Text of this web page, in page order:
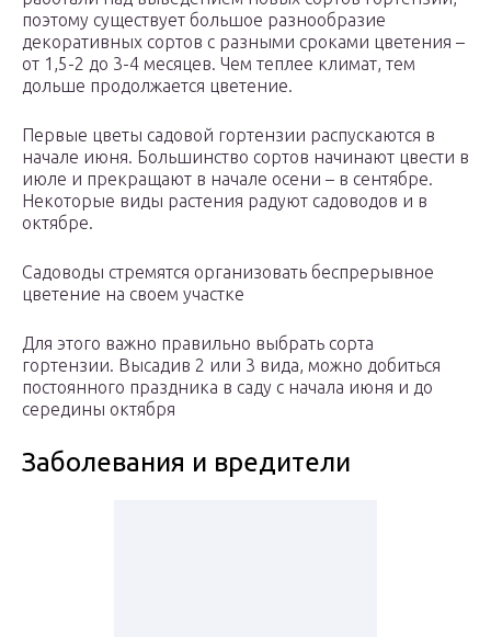
поэтому существует большое разнообразие
декоративных сортов с разными сроками цветения –
от 1,5-2 до 3-4 месяцев. Чем теплее климат, тем
дольше продолжается цветение.
Первые цветы садовой гортензии распускаются в
начале июня. Большинство сортов начинают цвести в
июле и прекращают в начале осени – в сентябре.
Некоторые виды растения радуют садоводов и в
октябре.
Садоводы стремятся организовать беспрерывное
цветение на своем участке
Для этого важно правильно выбрать сорта
гортензии. Высадив 2 или 3 вида, можно добиться
постоянного праздника в саду с начала июня и до
середины октября
Заболевания и вредители